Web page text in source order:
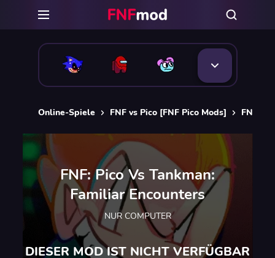
Online-Spiele FNF vs Pico [FNF Pico Mods] FNF:
FNF: Pico Vs Tankman:
Familiar Encounters
NUR COMPUTER
DIESER MOD IST NICHT VERFÜGBAR